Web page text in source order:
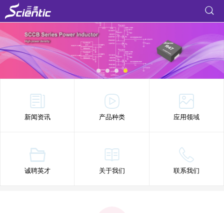
新闻资讯 产品种类 应用领域
诚聘英才 关于我们 联系我们